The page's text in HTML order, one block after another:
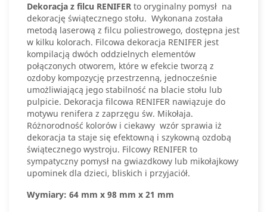
Dekoracja z filcu RENIFER to oryginalny pomysł na
dekorację świątecznego stołu. Wykonana została
metodą laserową z filcu poliestrowego, dostępna jest
w kilku kolorach. Filcowa dekoracja RENIFER jest
kompilacją dwóch oddzielnych elementów
połączonych otworem, które w efekcie tworzą z
ozdoby kompozycję przestrzenną, jednocześnie
umożliwiającą jego stabilność na blacie stołu lub
pulpicie. Dekoracja filcowa RENIFER nawiązuje do
motywu renifera z zaprzęgu św. Mikołaja.
Różnorodność kolorów i ciekawy wzór sprawia iż
dekoracja ta staje się efektowną i szykowną ozdobą
świątecznego wystroju. Filcowy RENIFER to
sympatyczny pomysł na gwiazdkowy lub mikołajkowy
upominek dla dzieci, bliskich i przyjaciół.
Wymiary: 64 mm x 98 mm x 21 mm